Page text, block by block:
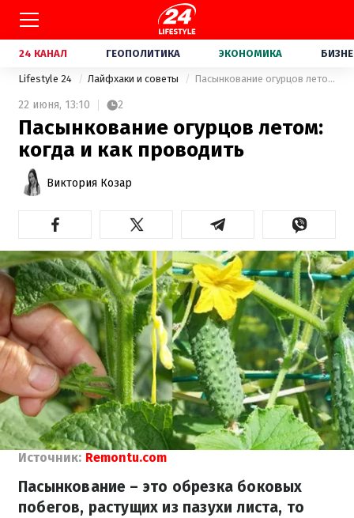
24 КАНАЛ ГЕОПОЛИТИКА ЭКОНОМИКА
Lifestyle 24 Лайфхаки и советы Пасынкование огурцов летом: когда и как проводить
22 июня, 13:10 2
Пасынкование огурцов летом:
когда и как проводить
Виктория Козар
Источник: Remontu.com
Пасынкование – это обрезка боковых
побегов, растущих из пазухи листа, то